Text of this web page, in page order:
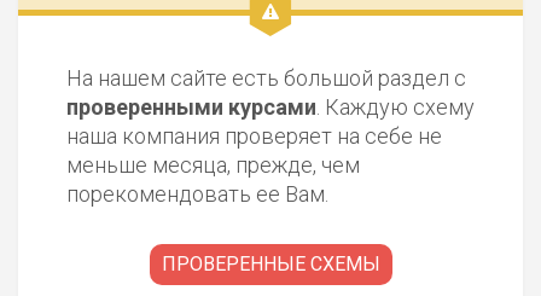
На нашем сайте есть большой раздел с
проверенными курсами. Каждую схему
наша компания проверяет на себе не
меньше месяца, прежде, чем
порекомендовать ее Вам.
ПРОВЕРЕННЫЕ СХЕМЫ